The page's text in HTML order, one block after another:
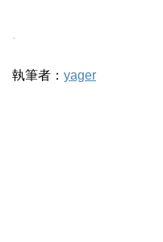
-
執筆者： yager